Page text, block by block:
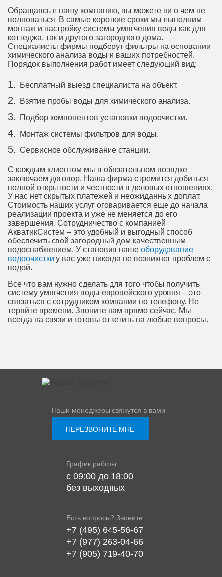
Обращаясь в нашу компанию, вы можете ни о чем не
волноваться. В самые короткие сроки мы выполним
монтаж и настройку системы умягчения воды как для
коттеджа, так и другого загородного дома.
Специалисты фирмы подберут фильтры на основании
химического анализа воды и ваших потребностей.
Порядок выполнения работ имеет следующий вид:
Бесплатный выезд специалиста на объект.
Взятие пробы воды для химического анализа.
Подбор компонентов установки водоочистки.
Монтаж системы фильтров для воды.
Сервисное обслуживание станции.
С каждым клиентом мы в обязательном порядке
заключаем договор. Наша фирма стремится добиться
полной открытости и честности в деловых отношениях.
У нас нет скрытых платежей и неожиданных доплат.
Стоимость наших услуг оговаривается еще до начала
реализации проекта и уже не меняется до его
завершения. Сотрудничество с компанией
АкватикСистем – это удобный и выгодный способ
обеспечить свой загородный дом качественным
водоснабжением. У становив наше оборудование
водоочистки у вас уже никогда не возникнет проблем с
водой.
Все что вам нужно сделать для того чтобы получить
систему умягчения воды европейского уровня – это
связаться с сотрудником компании по телефону. Не
теряйте времени. Звоните нам прямо сейчас. Мы
всегда на связи и готовы ответить на любые вопросы.
Наши менеджеры свяжутся в вами
ПЕРЕЗВОНИТЕ МНЕ
График работы
с 09:00 до 18:00
без выходных
Есть вопросы? Звоните
+7 (495) 645-56-67
+7 (977) 263-04-66
+7 (905) 719-40-70